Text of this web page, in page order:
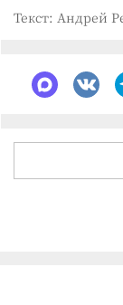
Текст: Андрей